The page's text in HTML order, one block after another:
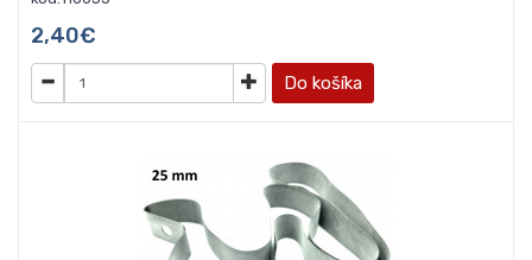
2,40€
Do košíka